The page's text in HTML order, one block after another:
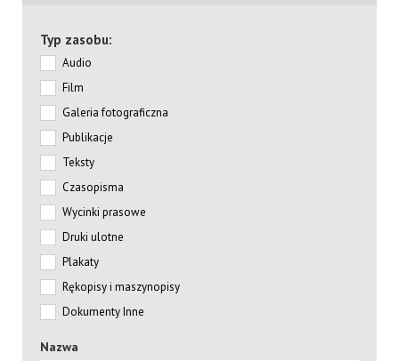
Typ zasobu:
Audio
Film
Galeria fotograficzna
Publikacje
Teksty
Czasopisma
Wycinki prasowe
Druki ulotne
Plakaty
Rękopisy i maszynopisy
Dokumenty Inne
Nazwa